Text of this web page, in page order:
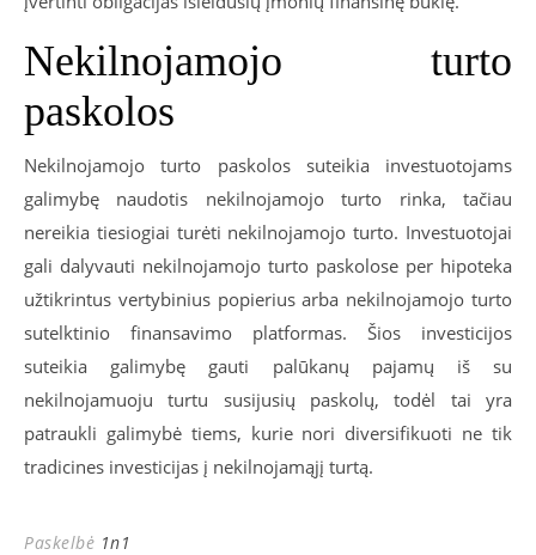
Nekilnojamojo turto
paskolos
Nekilnojamojo turto paskolos suteikia investuotojams
galimybę naudotis nekilnojamojo turto rinka, tačiau
nereikia tiesiogiai turėti nekilnojamojo turto. Investuotojai
gali dalyvauti nekilnojamojo turto paskolose per hipoteka
užtikrintus vertybinius popierius arba nekilnojamojo turto
sutelktinio finansavimo platformas. Šios investicijos
suteikia galimybę gauti palūkanų pajamų iš su
nekilnojamuoju turtu susijusių paskolų, todėl tai yra
patraukli galimybė tiems, kurie nori diversifikuoti ne tik
tradicines investicijas į nekilnojamąjį turtą.
Paskelbė 1n1